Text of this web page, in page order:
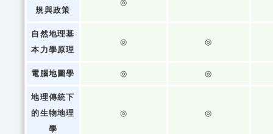
規與政策
◎
自然地理基
本力學原理
◎ ◎
電腦地圖學 ◎ ◎
地理傳統下
的生物地理
學
◎ ◎